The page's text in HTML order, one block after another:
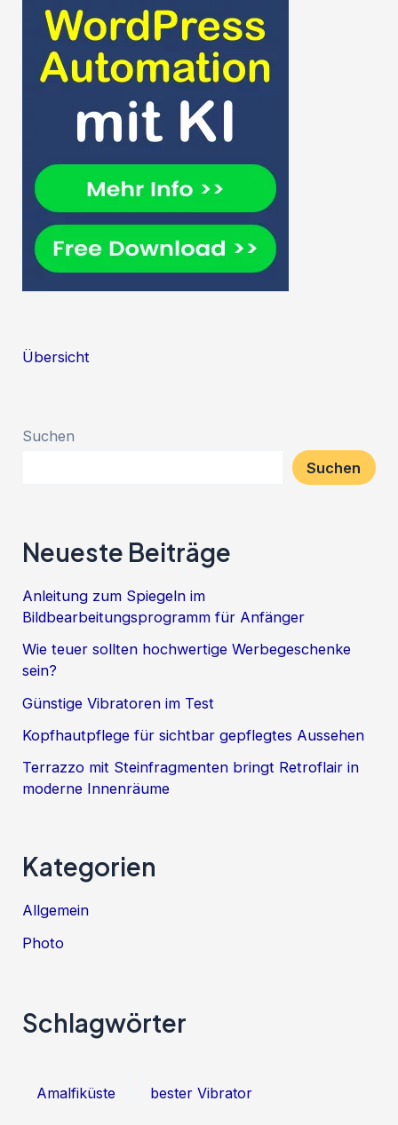
Übersicht
Suchen
Suchen
Neueste Beiträge
Anleitung zum Spiegeln im
Bildbearbeitungsprogramm für Anfänger
Wie teuer sollten hochwertige Werbegeschenke
sein?
Günstige Vibratoren im Test
Kopfhautpflege für sichtbar gepflegtes Aussehen
Terrazzo mit Steinfragmenten bringt Retroflair in
moderne Innenräume
Kategorien
Allgemein
Photo
Schlagwörter
Amalfiküste bester Vibrator